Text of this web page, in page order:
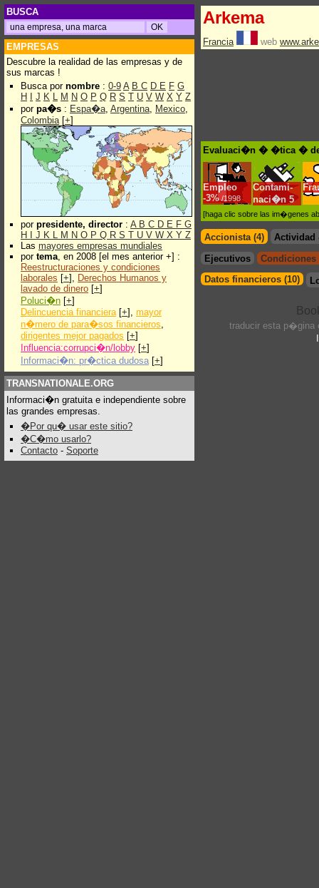
BUSCA
EMPRESAS
Descubre la realidad de las empresas y de
sus marcas !
Busca por nombre : 0-9 A B C D E F G
H
J K L M N O P Q R S T U V W X Y Z
por pa�s : Espa�a, Argentina, Mexico,
Colombia[+]
por presidente, director : A B C D E F G
H
J K L M N O P Q R S T U V W X Y Z
Las mayores empresas mundiales
por tema, en 2008 [el mes anterior +] :
Reestructuraciones y condiciones
laborales [+], Derechos Humanos y
lavado de dinero [+]
Poluci�n [+]
Delincuencia financiera[+], mayor
n�mero de para�sos financieros,
dirigentes mejor pagados [+]
Influencia:corrupci�n/lobby [+]
Informaci�n: pr�ctica dudosa [+]
TRANSNATIONALE.ORG
Informaci�n gratuita e independiente sobre
las grandes empresas.
�Por qu� usar este sitio?
�C�mo usarlo?
Contacto - Soporte
Arkema
Francia web
Evaluaci�n � �tica �
Empleo
-3% /1998
Contami-
naci�n 5
[haga clic sobre las im�genes
Accionista (4)
Actividad
Ejecutivos
Condiciones
Datos financieros (10)
traducir esta p�gina